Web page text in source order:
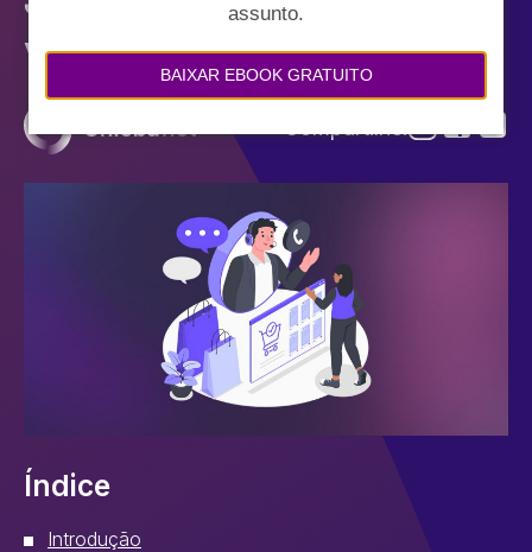
assunto.
BAIXAR EBOOK GRATUITO
Vendas B2C
Índice
Introdução